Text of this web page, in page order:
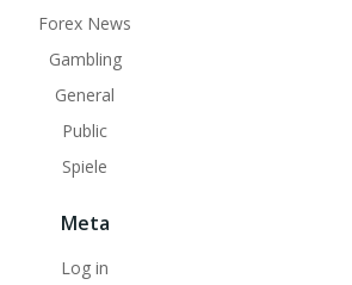
Forex News
Gambling
General
Public
Spiele
Meta
Log in